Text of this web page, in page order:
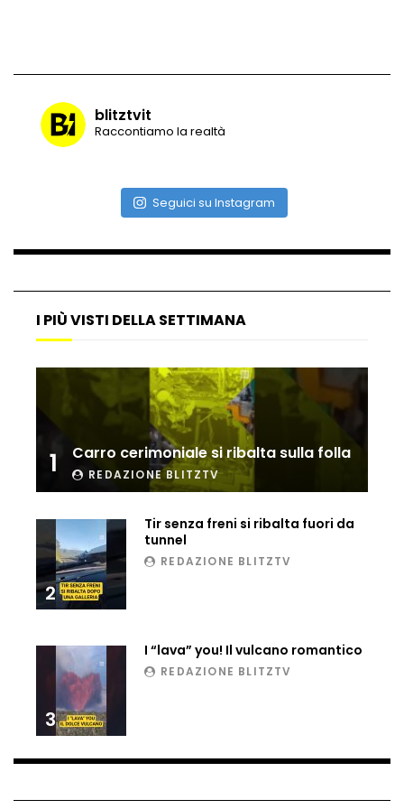
Atterraggio di emergenza tra le auto:
Ucraina, ecco come gli F16 intercettano
i droni russi
Tir bloccato sul passaggio a livello:
treno lo distrugge
Parco divertimenti, attrazione cede
Auto fuori controllo in Guatemala,
tragedia a Petén
rompighiaccio a Mosca
blitztvit
Raccontiamo la realtà
Seguici su Instagram
I PIÙ VISTI DELLA SETTIMANA
1 Carro cerimoniale si ribalta sulla folla
REDAZIONE BLITZTV
2
Tir senza freni si ribalta fuori da
tunnel
REDAZIONE BLITZTV
3
I “lava” you! Il vulcano romantico
REDAZIONE BLITZTV